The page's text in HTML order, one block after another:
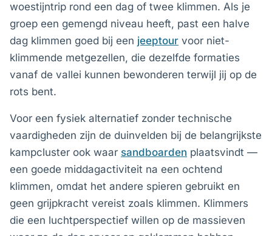
woestijntrip rond een dag of twee klimmen. Als je
groep een gemengd niveau heeft, past een halve
dag klimmen goed bij een jeeptour voor niet-
klimmende metgezellen, die dezelfde formaties
vanaf de vallei kunnen bewonderen terwijl jij op de
rots bent.
Voor een fysiek alternatief zonder technische
vaardigheden zijn de duinvelden bij de belangrijkste
kampcluster ook waar sandboarden plaatsvindt —
een goede middagactiviteit na een ochtend
klimmen, omdat het andere spieren gebruikt en
geen grijpkracht vereist zoals klimmen. Klimmers
die een luchtperspectief willen op de massieven